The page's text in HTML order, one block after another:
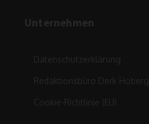
Unternehmen
Datenschutzerklärung
Redaktionsbüro Derk Hoberg
Cookie-Richtlinie (EU)